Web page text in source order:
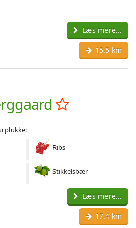
Læs mere...
15.5 km
plukke:
Ribs
Stikkelsbær
Læs mere...
17.4 km